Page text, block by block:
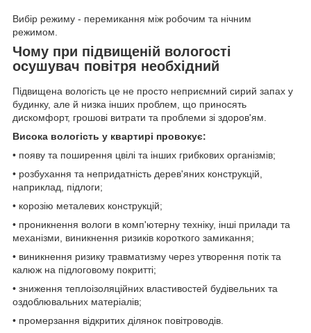
Вибір режиму - перемикання між робочим та нічним
режимом.
Чому при підвищеній вологості
осушувач повітря необхідний
Підвищена вологість це не просто неприємний сирий запах у
будинку, але й низка інших проблем, що приносять
дискомфорт, грошові витрати та проблеми зі здоров'ям.
Висока вологість у квартирі провокує:
• появу та поширення цвілі та інших грибкових організмів;
• розбухання та непридатність дерев'яних конструкцій,
наприклад, підлоги;
• корозію металевих конструкцій;
• проникнення вологи в комп'ютерну техніку, інші прилади та
механізми, виникнення ризиків короткого замикання;
• виникнення ризику травматизму через утворення потік та
калюж на підлоговому покритті;
• зниження теплоізоляційних властивостей будівельних та
оздоблювальних матеріалів;
• промерзання відкритих ділянок повітроводів.